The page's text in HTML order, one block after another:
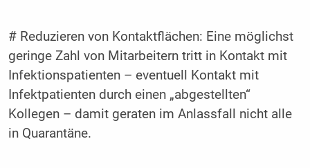
# Reduzieren von Kontaktflächen: Eine möglichst
geringe Zahl von Mitarbeitern tritt in Kontakt mit
Infektionspatienten – eventuell Kontakt mit
Infektpatienten durch einen „abgestellten“
Kollegen – damit geraten im Anlassfall nicht alle
in Quarantäne.